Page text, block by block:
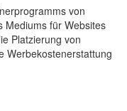
von
Mediums für Websites
Platzierung von
Werbekostenerstattung